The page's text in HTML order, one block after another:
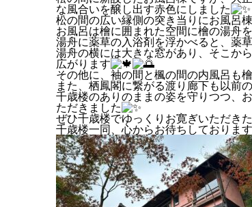
な風合いを醸し出す赤色にしました
松の間の広い縁側の突き当りにお風呂
お風呂は檜に囲まれた空間に檜の湯舟
湯舟に薬草の入浴剤を浮かべると、薬
湯舟の横には大きな窓があり、そこか
広がります
その他に、袖の間と楓の間の内風呂も
また、栖鳳閣に繋がる渡り廊下も以前
千歳楼のありのままの姿を守りつつ、
ただきました
ぜひ千歳楼でゆっくりお寛ぎいただきた
千歳楼一同、心からお待ちしております